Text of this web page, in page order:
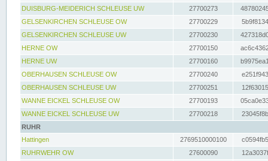
DUISBURG-MEIDERICH SCHLEUSE UW
27700273
GELSENKIRCHEN SCHLEUSE OW
27700229
GELSENKIRCHEN SCHLEUSE UW
27700230
HERNE OW
27700150
HERNE UW
27700160
OBERHAUSEN SCHLEUSE OW
27700240
OBERHAUSEN SCHLEUSE UW
27700251
WANNE EICKEL SCHLEUSE OW
27700193
WANNE EICKEL SCHLEUSE UW
27700218
RUHR
Hattingen
2769510000100
RUHRWEHR OW
27600090